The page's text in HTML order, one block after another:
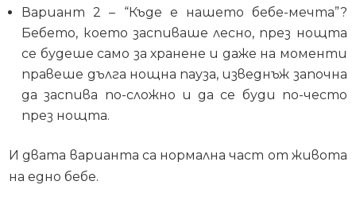
Вариант 2 – “Къде е нашето бебе-мечта”?
Бебето, което заспиваше лесно, през нощта
се будеше само за хранене и даже на моменти
правеше дълга нощна пауза, изведнъж започна
да заспива по-сложно и да се буди по-често
през нощта.
И двата варианта са нормална част от живота
на едно бебе.